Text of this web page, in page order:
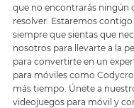
que no encontrarás ningún
resolver. Estaremos
siempre que sientas que
nosotros para llevarte a la
para convertirte en un
para móviles como
más tiempo. Únete a
videojuegos para móvil y